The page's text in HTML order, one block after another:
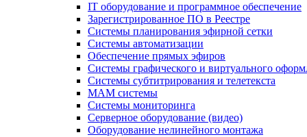
IT оборудование и программное обеспечение
Зарегистрированное ПО в Реестре
Системы планирования эфирной сетки
Системы автоматизации
Обеспечение прямых эфиров
Системы графического и виртуального
Системы субтитрирования и телетекста
MAM системы
Системы мониторинга
Серверное оборудование (видео)
Оборудование нелинейного монтажа